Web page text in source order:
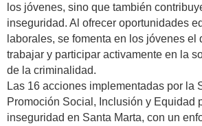
los jóvenes, sino que también
inseguridad. Al ofrecer oportunidades
laborales, se fomenta en los jóvenes el
trabajar y participar activamente en la
de la criminalidad.
Las 16 acciones implementadas por la
Promoción Social, Inclusión y Equidad
inseguridad en Santa Marta, con un